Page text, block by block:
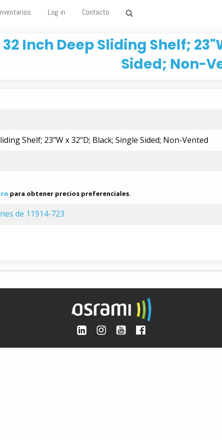
Log in Contacto
32 Inch Deep Sliding Shelf;
Sided; Non-
Shelf; 23"W x 32"D; Black; Single Sided; Non-Vented
para obtener precios preferenciales.
de 11914-723